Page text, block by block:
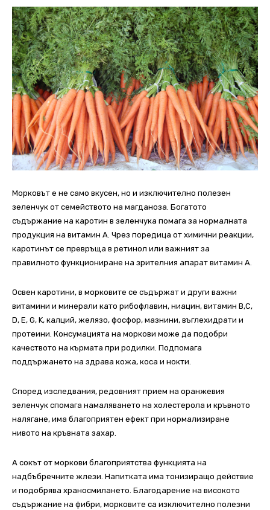
Морковът е не само вкусен, но и изключително полезен
зеленчук от семейството на магданоза. Богатото
съдържание на каротин в зеленчука помага за нормалната
продукция на витамин А. Чрез поредица от химични реакции,
каротинът се превръща в ретинол или важният за
правилното функциониране на зрителния апарат витамин A.
Освен каротини, в морковите се съдържат и други важни
витамини и минерали като рибофлавин, ниацин, витамин В,С,
D, E, G, K, калций, желязо, фосфор, мазнини, въглехидрати и
протеини. Консумацията на моркови може да подобри
качеството на кърмата при родилки. Подпомага
поддържането на здрава кожа, коса и нокти.
Според изследвания, редовният прием на оранжевия
зеленчук спомага намаляването на холестерола и кръвното
налягане, има благоприятен ефект при нормализиране
нивото на кръвната захар.
А сокът от моркови благоприятства функцията на
надбъбречните жлези. Напитката има тонизиращо действие
и подобрява храносмилането. Благодарение на високото
съдържание на фибри, морковите са изключително полезни